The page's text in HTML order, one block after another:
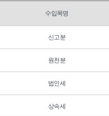
수입목명
신고분
원천분
법인세
상속세